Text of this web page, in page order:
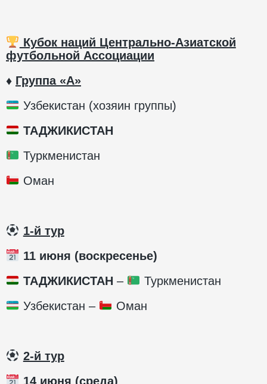
Кубок наций Центрально-Азиатской
футбольной Ассоциации
♦️ Группа «А»
Узбекистан (хозяин группы)
ТАДЖИКИСТАН
Туркменистан
Оман
1-й тур
11 июня (воскресенье)
ТАДЖИКИСТАН –
Туркменистан
Узбекистан –
Оман
2-й тур
14 июня (среда)